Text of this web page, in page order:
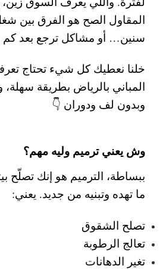
المقاول الصح هو الفرق بين
سنين… أو مشاكل ترجع بعد
خلنا نعطيك كل شيء تحتاج
المباني بالرياض بطريقة سهلة،
وبدون لف ودوران 👇
وش يعني ترميم وليه مهم؟
ببساطة، الترميم هو إنك تصلّح
ما تهده وتبنيه من جديد. يعني:
تصلح الشقوق
تعالج الرطوبة
تغير الدهانات